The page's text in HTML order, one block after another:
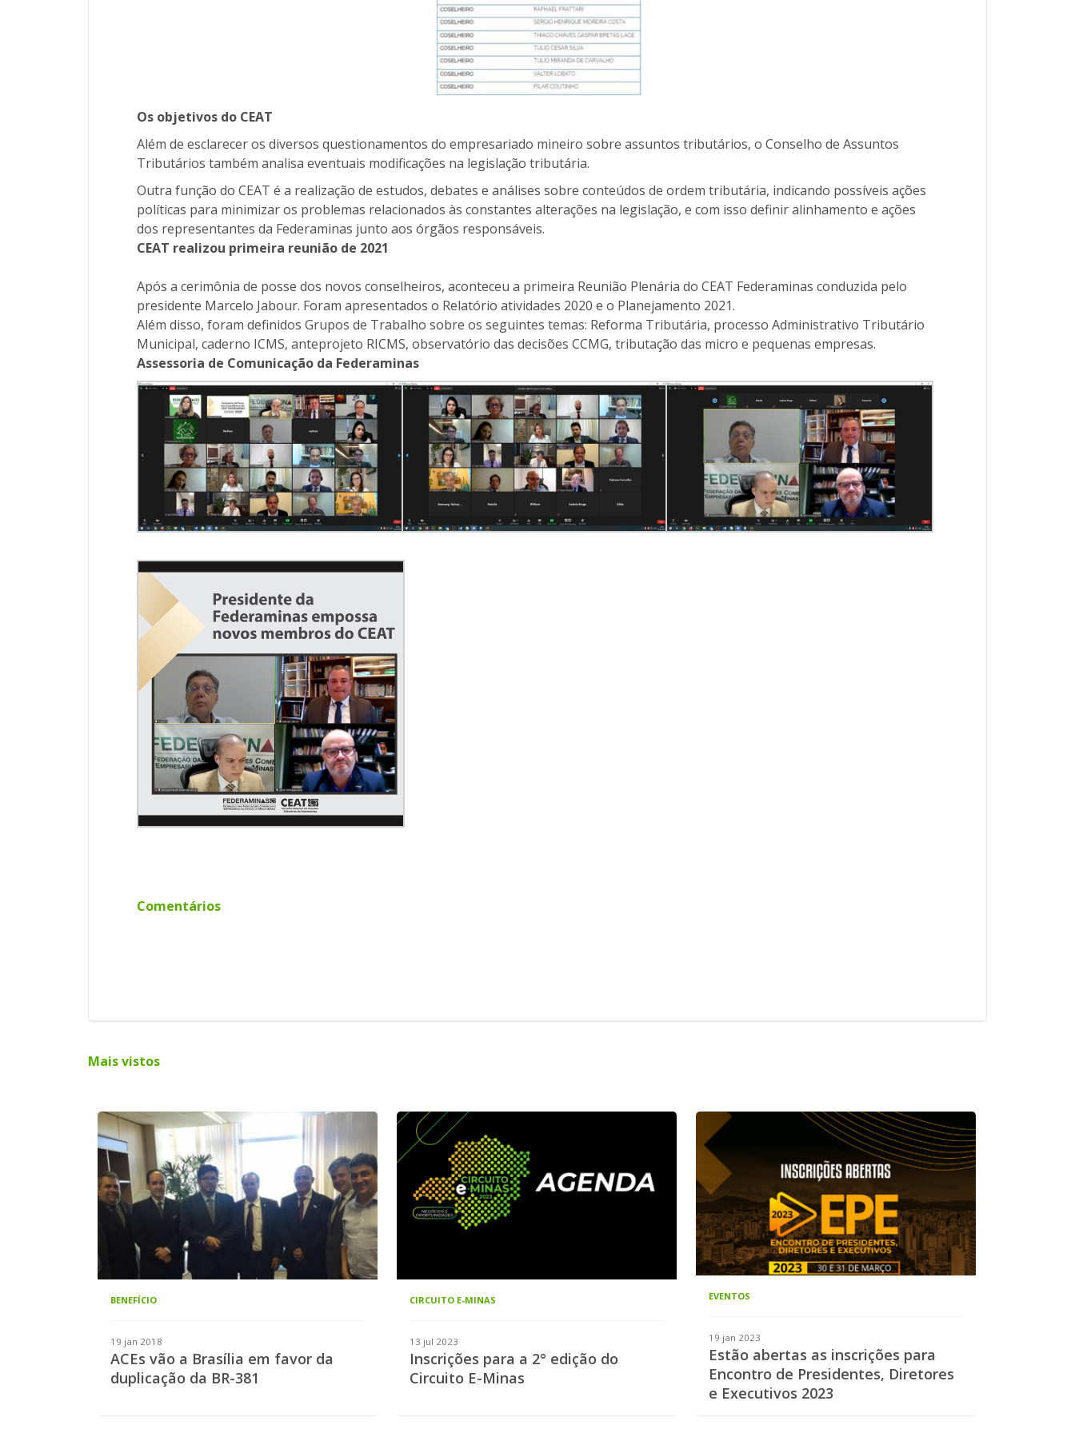
Os objetivos do CEAT
Além de esclarecer os diversos questionamentos do empresariado mineiro sobre assuntos tributários, o Conselho de Assuntos
Tributários também analisa eventuais modificações na legislação tributária.
Outra função do CEAT é a realização de estudos, debates e análises sobre conteúdos de ordem tributária, indicando possíveis ações
políticas para minimizar os problemas relacionados às constantes alterações na legislação, e com isso definir alinhamento e ações
dos representantes da Federaminas junto aos órgãos responsáveis.
CEAT realizou primeira reunião de 2021
Após a cerimônia de posse dos novos conselheiros, aconteceu a primeira Reunião Plenária do CEAT Federaminas conduzida pelo
presidente Marcelo Jabour. Foram apresentados o Relatório atividades 2020 e o Planejamento 2021.
Além disso, foram definidos Grupos de Trabalho sobre os seguintes temas: Reforma Tributária, processo Administrativo Tributário
Municipal, caderno ICMS, anteprojeto RICMS, observatório das decisões CCMG, tributação das micro e pequenas empresas.
Assessoria de Comunicação da Federaminas
Comentários
Mais vistos
BENEFÍCIO
19 jan 2018
ACEs vão a Brasília em favor da
duplicação da BR-381
CIRCUITO E-MINAS
13 jul 2023
Inscrições para a 2° edição do
Circuito E-Minas
EVENTOS
19 jan 2023
Estão abertas as inscrições para
Encontro de Presidentes, Diretores
e Executivos 2023